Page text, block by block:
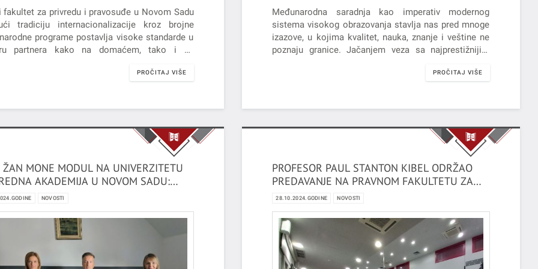
fakultet za privredu i pravosuđe u Novom Sadu
tradiciju internacionalizacije kroz brojne
programe postavlja visoke standarde u
partnera kako na domaćem, tako i na
se ističe Work and Travel Program kao
PROČITAJ VIŠE
Međunarodna saradnja kao imperativ modernog
sistema visokog obrazovanja stavlja nas pred mnoge
izazove, u kojima kvalitet, nauka, znanje i veštine ne
poznaju granice. Jačanjem veza sa najprestižnijim
zajednički doprinosimo uspostavljanju jakih temelja i
PROČITAJ VIŠE
ŽAN MONE MODUL NA UNIVERZITETU
AKADEMIJA U NOVOM SADU:
VREDNOSTI EVROPSKE UNIJE I
NOVOSTI
PROFESOR PAUL STANTON KIBEL ODRŽAO
PREDAVANJE NA PRAVNOM FAKULTETU ZA
PRIVREDU I PRAVOSUĐE U NOVOM SADU
28.10.2024.GODINE NOVOSTI